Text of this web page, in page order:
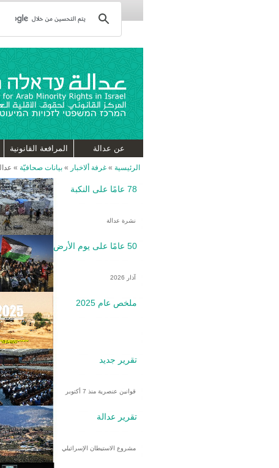
عن عدالة المرافعة القانونية
الرئيسية » غرفة ألاخبار » بيانات صحافيّة »
78 عامًا على النكبة
نشرة عدالة
50 عامًا على يوم الأرض
آذار 2026
ملخص عام 2025
تقرير جديد
قوانين عنصرية منذ 7 أكتوبر
تقرير عدالة
مشروع الاستيطان الإسرائيلي